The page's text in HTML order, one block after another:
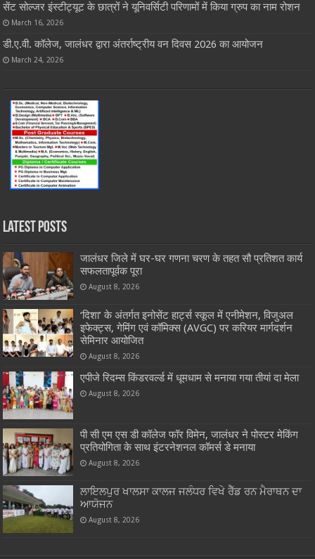
सेंट सोल्जर इंस्टीट्यूट के छात्रों ने यूनिवर्सिटी परिणामों में किया ग्रुप का नाम रोशन
March 16, 2026
डी.ए.वी. कॉलेज, जालंधर द्वारा अंतर्राष्ट्रीय वन दिवस 2026 का आयोजन
March 24, 2026
Latest Posts
जालंधर जिले में घर-घर गणना चरण के तहत सौ प्रतिशत कार्य
सफलतापूर्वक पूरा
August 8, 2026
‘दिशा’ के अंतर्गत इनोसेंट हार्ट्स स्कूल में एनीमेशन, विजुअल
इफेक्ट्स, गेमिंग एवं कॉमिक्स (AVGC) पर करियर मार्गदर्शन
सेमिनार आयोजित
August 8, 2026
एपीजे रिदम्स किंडरवर्ल्ड में धूमधाम से मनाया गया तीयां दा मेला
August 8, 2026
पी सी एम एस डी कॉलेज फॉर विमेन, जालंधर ने पोस्टर मेकिंग
प्रतियोगिता के साथ इंटरनेशनल कॉमर्स डे मनाया
August 8, 2026
ਲਾਇਲਪੁਰ ਖਾਲਸਾ ਕਾਲਜ ਜਲੰਧਰ ਵਿਖੇ ਰੈੱਡ ਰਨ ਮੈਰਾਥਨ ਦਾ
ਆਯੋਜਨ
August 8, 2026